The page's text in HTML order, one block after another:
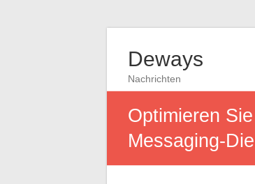
Deways
Nachrichten
Optimieren
Messaging-